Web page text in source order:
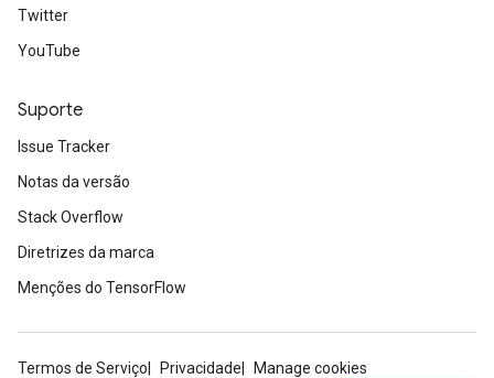
Twitter
YouTube
Suporte
Issue Tracker
Notas da versão
Stack Overflow
Diretrizes da marca
Menções do TensorFlow
Termos de Serviço Privacidade
Manage cookies